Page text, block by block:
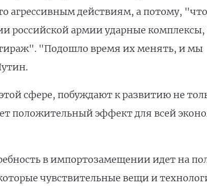
агрессивным действиям, а потому, "что
российской армии ударные
"Подошло время их менять, и мы
сфере, побуждают к развитию не
положительный эффект для всей
в импортозамещении идет на
чувствительные вещи и